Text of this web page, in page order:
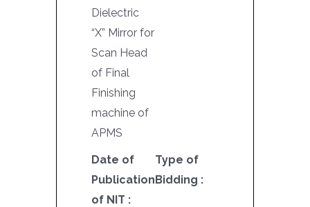
Dielectric
“X” Mirror for
Scan Head
of Final
Finishing
machine of
APMS
Date of
Publication
of NIT :
Type of
Bidding :